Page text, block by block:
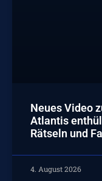
Neues Video
Atlantis
Rätseln und
4. August 2026